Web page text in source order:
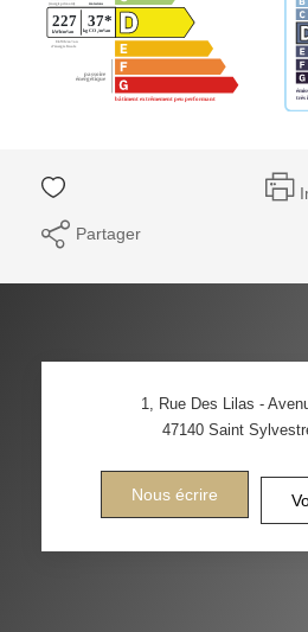
Partager
1, Rue Des Lilas -
47140 Saint
Nous écrire